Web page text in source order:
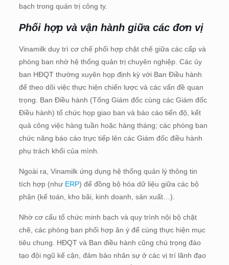
bạch trong quản trị công ty.
Phối hợp và vận hành giữa các đơn vị
Vinamilk duy trì cơ chế phối hợp chặt chẽ giữa các cấp và
phòng ban nhờ hệ thống quản trị chuyên nghiệp. Các ủy
ban HĐQT thường xuyên họp định kỳ với Ban Điều hành
để theo dõi việc thực hiện chiến lược và các vấn đề quan
trọng. Ban Điều hành (Tổng Giám đốc cùng các Giám đốc
Điều hành) tổ chức họp giao ban và báo cáo tiến độ, kết
quả công việc hàng tuần hoặc hàng tháng; các phòng ban
chức năng báo cáo trực tiếp lên các Giám đốc điều hành
phụ trách khối của mình.
Ngoài ra, Vinamilk ứng dụng hệ thống quản lý thông tin
tích hợp (như ERP) để đồng bộ hóa dữ liệu giữa các bộ
phận (kế toán, kho bãi, kinh doanh, sản xuất…).
Nhờ cơ cấu tổ chức minh bạch và quy trình nội bộ chặt
chẽ, các phòng ban phối hợp ăn ý để cùng thực hiện mục
tiêu chung​. HĐQT và Ban điều hành cũng chú trọng đào
tạo đội ngũ kế cận, đảm bảo nhân sự ở các vị trí lãnh đạo